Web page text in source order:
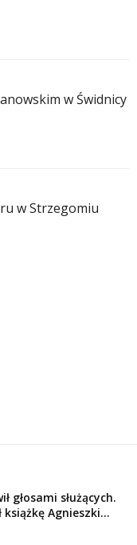
w Świdnicy
w Strzegomiu
głosami służących.
Agnieszki...